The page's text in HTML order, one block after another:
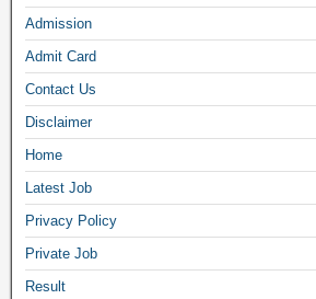
Admission
Admit Card
Contact Us
Disclaimer
Home
Latest Job
Privacy Policy
Private Job
Result